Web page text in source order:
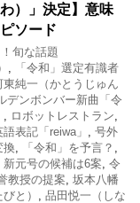
）」決定】意味
ソード
旬な話題
「令和」選定有識者
東純一（かとうじゅん
デンボンバー新曲「令
ロボットレストラン
語表記「reiwa」
号外
換 「令和」を予言？
新元号の候補は6案 令
教授の提案 坂本八幡
と）
品田悦一（しな